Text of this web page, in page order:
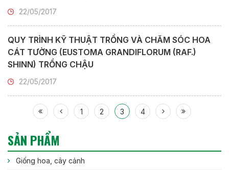
22/05/2017
QUY TRÌNH KỸ THUẬT TRỒNG VÀ CHĂM SÓC HOA
CÁT TƯỜNG (EUSTOMA GRANDIFLORUM (RAF.)
SHINN) TRỒNG CHẬU
22/05/2017
1 2 3 4
SẢN PHẨM
Giống hoa, cây cảnh